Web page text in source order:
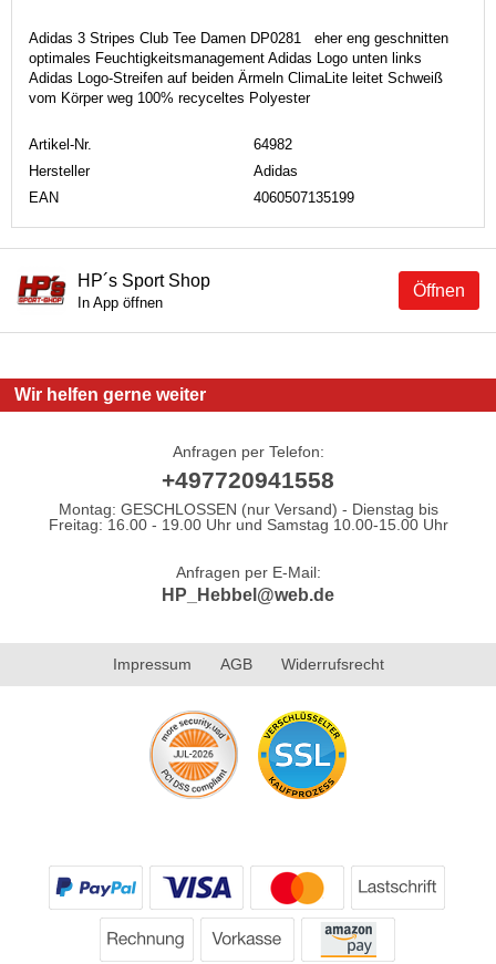
Adidas 3 Stripes Club Tee Damen DP0281 eher eng geschnitten
optimales Feuchtigkeitsmanagement Adidas Logo unten links
Adidas Logo-Streifen auf beiden Ärmeln ClimaLite leitet Schweiß
vom Körper weg 100% recyceltes Polyester
Artikel-Nr.
64982
Hersteller
Adidas
EAN
4060507135199
Öffnen
HP´s Sport Shop
In App öffnen
Wir helfen gerne weiter
Anfragen per Telefon:
+497720941558
Montag: GESCHLOSSEN (nur Versand) - Dienstag bis
Freitag: 16.00 - 19.00 Uhr und Samstag 10.00-15.00 Uhr
Anfragen per E-Mail:
HP_Hebbel@web.de
Impressum AGB Widerrufsrecht